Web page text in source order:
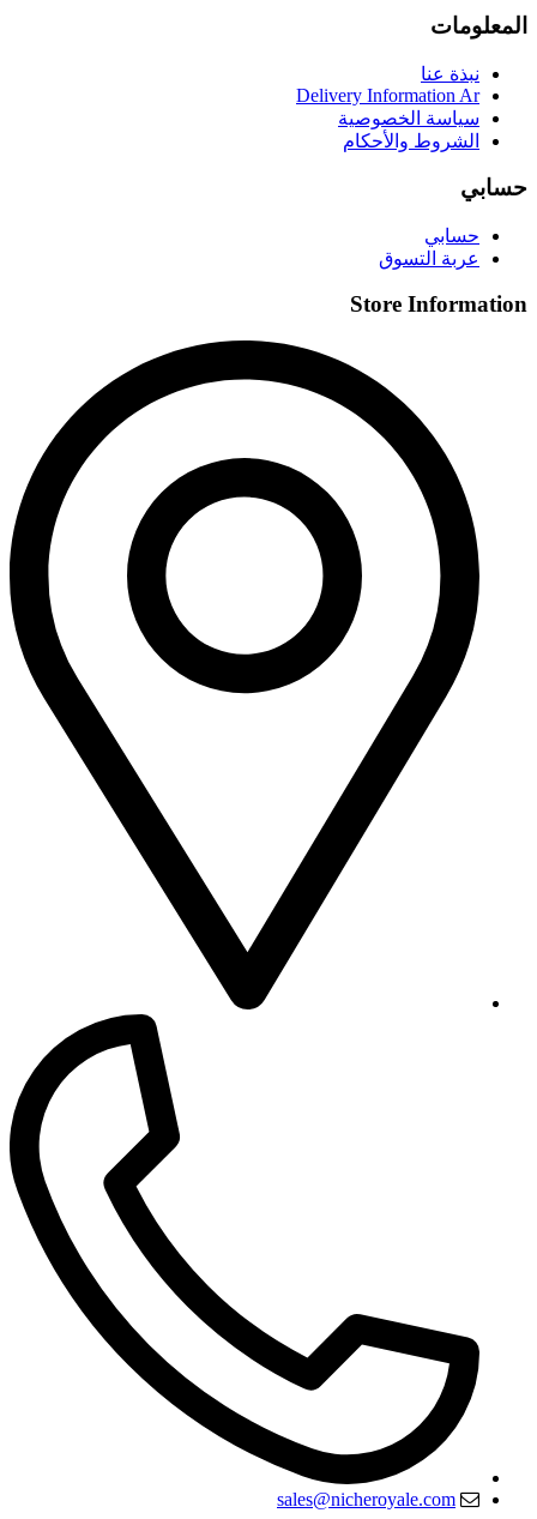
المعلومات
نبذة عنا
Delivery Information Ar
سياسة الخصوصية
الشروط والأحكام
حسابي
حسابي
عربة التسوق
Store Information
sales@nicheroyale.com